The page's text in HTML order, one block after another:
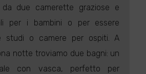
due camerette graziose e
per i bambini o per essere
studi o camere per ospiti. A
notte troviamo due bagni: un
con vasca, perfetto per